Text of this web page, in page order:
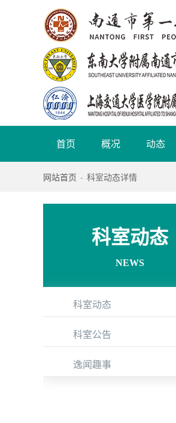
首页 概况 动态
网站首页 - 科室动态详情
科室动态
NEWS
科室动态
科室公告
逸闻趣事